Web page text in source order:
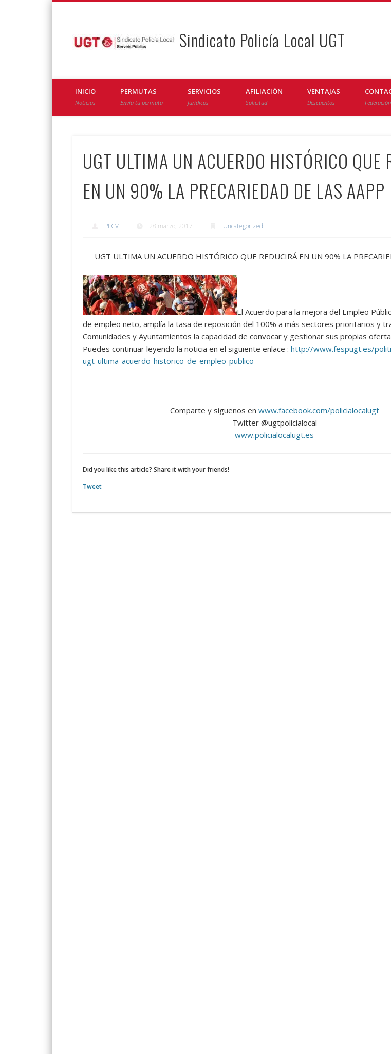
Sindicato Policía Local UGT
FacebookTwitter
INICIO
Noticias
PERMUTAS
Envía tu permuta
SERVICIOS
Jurídicos
AFILIACIÓN
Solicitud
VENTAJAS
Descuentos Federación
UGT ULTIMA UN ACUERDO HISTÓRICO QUE
EN UN 90% LA PRECARIEDAD DE LAS AAPP
PLCV 28 marzo, 2017 Uncategorized
UGT ULTIMA UN ACUERDO HISTÓRICO QUE REDUCIRÁ EN UN 90% LA
El Acuerdo para la mejora del Empleo
de empleo neto, amplía la tasa de reposición del 100% a más sectores prioritarios y
Comunidades y Ayuntamientos la capacidad de convocar y gestionar sus propias
Puedes continuar leyendo la noticia en el siguiente enlace : http://www.fespugt.es/
ugt-ultima-acuerdo-historico-de-empleo-publico
Comparte y siguenos en www.facebook.com/policialocalugt
Twitter @ugtpolicialocal
www.policialocalugt.es
Did you like this article? Share it with your friends!
Tweet